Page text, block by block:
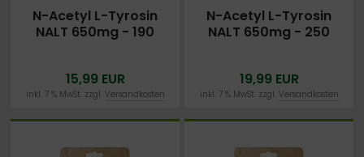
N-Acetyl L-Tyrosin
NALT 650mg - 190
15,99 EUR
inkl. 7 % MwSt. zzgl. Versandkosten
N-Acetyl L-Tyrosin
NALT 650mg - 250
19,99 EUR
inkl. 7 % MwSt. zzgl. Versandkosten